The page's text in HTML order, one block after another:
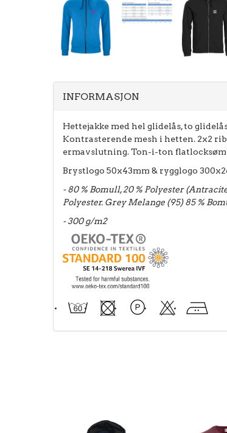
INFORMASJON
Hettejakke med hel glidelås, to
Kontrasterende mesh i hetten. 2x2
ermavslutning. Ton-i-ton
Brystlogo 50x43mm & rygglogo
- 80 % Bomull, 20 % Polyester
Polyester. Grey Melange (95) 85 %
- 300 g/m2